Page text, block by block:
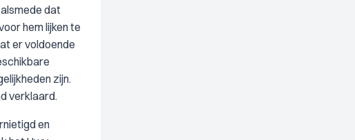
dat
hem lijken te
er voldoende
zijn.
verklaard.
en